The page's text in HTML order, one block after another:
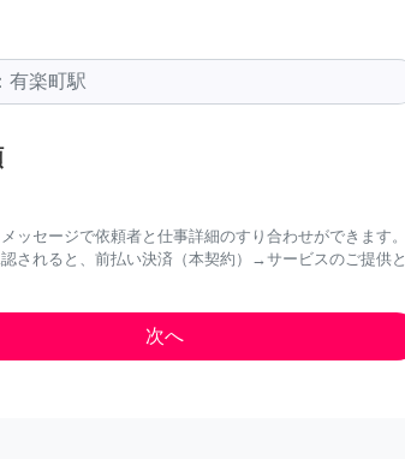
ッセージで依頼者と仕事詳細のすり合わせができます。
されると、前払い決済（本契約）→サービスのご提供と